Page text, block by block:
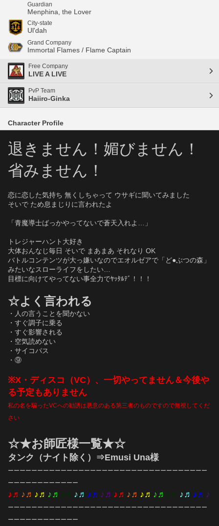
Guardian
Menphina, the Lover
City-state
Ul'dah
Grand Company
Immortal Flames / Flame Captain
Free Company
LIVE A LIVE
PvP Team
Haiiro-Ginka
Character Profile
退きません！媚びません！
省みません！
恋に恋した気持ち 無くしちゃって ウサギに聞いてみました
そいで ため息まじりに言われたよ
「青魔導士ばっかやってないで蒼天入れよ…」
トレジャーハント大好き
大体おんなじ毎日 そいで まあまあ それなり OK
バトルコンテンツが大っ嫌いなのでエオルゼアで「ど●ぶつの森」
みたいなスローライフをしたい…
目標に向けてやってない事全力でﾔｯﾀﾙﾃﾞ！！！
☆よく言われる
・人の言うことを聞かない
・すぐ調子に乗る
・すぐ影響される
・空気読めない
・サイコパス
・⑨
※X・ディスコ（VC）、一切やってません＆今後や
る予定もありません
私の名を騙ったVCへの勧誘は悪意のある第三者のものですので無視してくだ
さい
☆★お師匠様一覧★☆
タンク（ナイト除く）⇒Emusi Una様
ーーーーーーーーーーーーーーーーーーーーーーーーーーーーーーーーーー
ーーーーーーーーーーーー
♪♬ ♪♬ ♪♬ ♪♬ ♪♬ ♪♬ ♪♬ ♪♬ ♪♬ ♪♬ ♪♬ ♪♬ ♪♬ ♪♬ ♪♬ ♪
ーーーーーーーーーーーーーーーーーーーーーーーーーーーーーーーーーー
ーーーーーーーーーーーー